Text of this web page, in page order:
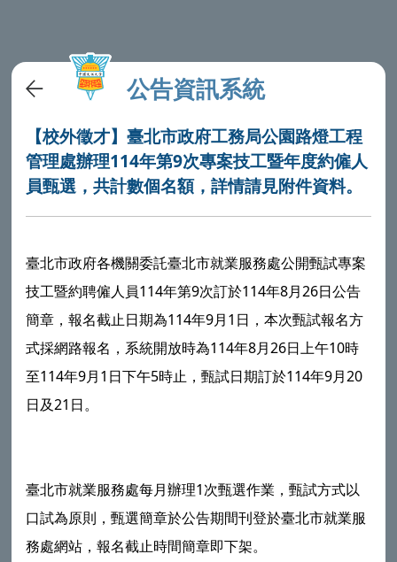
公告資訊系統
【校外徵才】臺北市政府工務局公園路燈工程
管理處辦理114年第9次專案技工暨年度約僱人
員甄選，共計數個名額，詳情請見附件資料。
臺北市政府各機關委託臺北市就業服務處公開甄試專案
技工暨約聘僱人員114年第9次訂於114年8月26日公告
簡章，報名截止日期為114年9月1日，本次甄試報名方
式採網路報名，系統開放時為114年8月26日上午10時
至114年9月1日下午5時止，甄試日期訂於114年9月20
日及21日。
臺北市就業服務處每月辦理1次甄選作業，甄試方式以
口試為原則，甄選簡章於公告期間刊登於臺北市就業服
務處網站，報名截止時間簡章即下架。